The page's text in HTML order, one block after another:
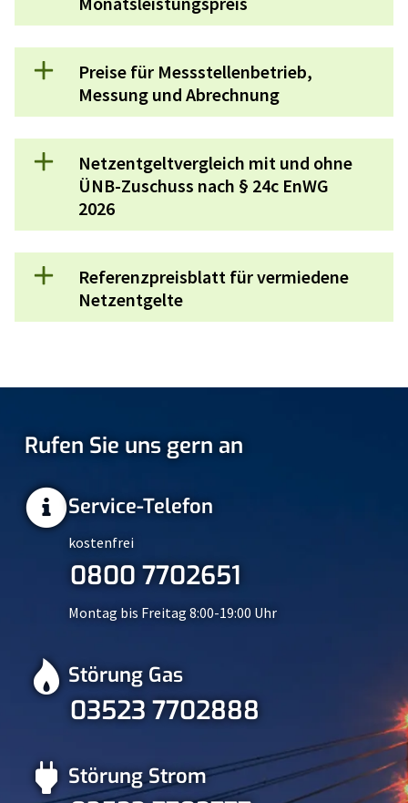
Preise für Messstellenbetrieb,
Messung und Abrechnung
Netzentgeltvergleich mit und ohne
ÜNB-Zuschuss nach § 24c EnWG
2026
Referenzpreisblatt für vermiedene
Netzentgelte
Rufen Sie uns gern an
Service-Telefon
kostenfrei
0800 7702651
Montag bis Freitag 8:00-19:00 Uhr
Störung Gas
03523 7702888
Störung Strom